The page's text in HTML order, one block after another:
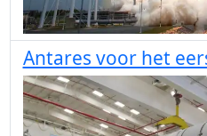
Antares voor het